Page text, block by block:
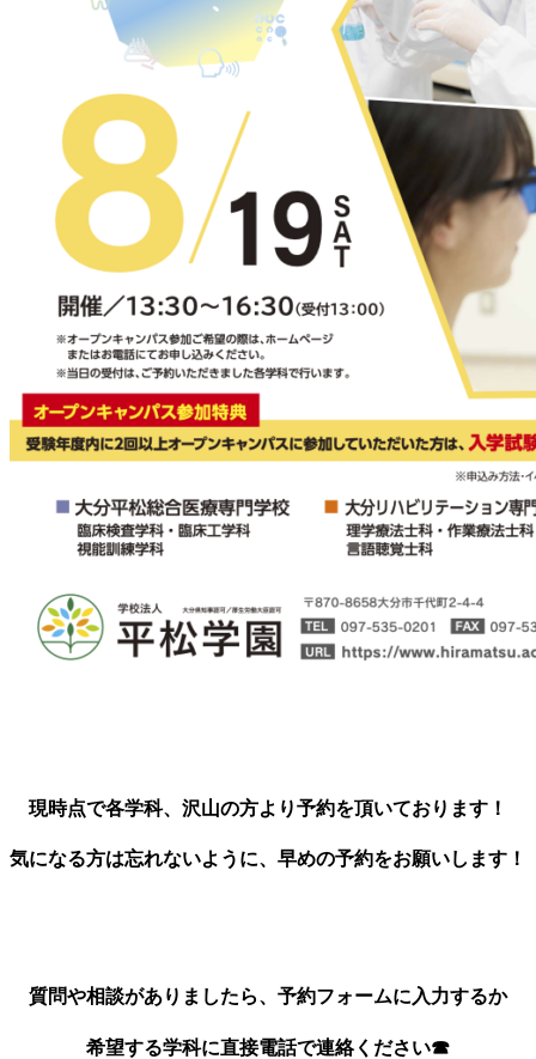
現時点で各学科、沢山の方より予約を頂いております！
気になる方は忘れないように、早めの予約をお願いします！
質問や相談がありましたら、予約フォームに入力するか
希望する学科に直接電話で連絡ください☎